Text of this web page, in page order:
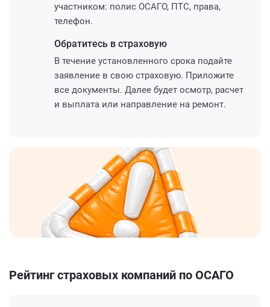
участником: полис ОСАГО, ПТС, права,
телефон.
Обратитесь в страховую
В течение установленного срока подайте
заявление в свою страховую. Приложите
все документы. Далее будет осмотр, расчет
и выплата или направление на ремонт.
Рейтинг страховых компаний по ОСАГО